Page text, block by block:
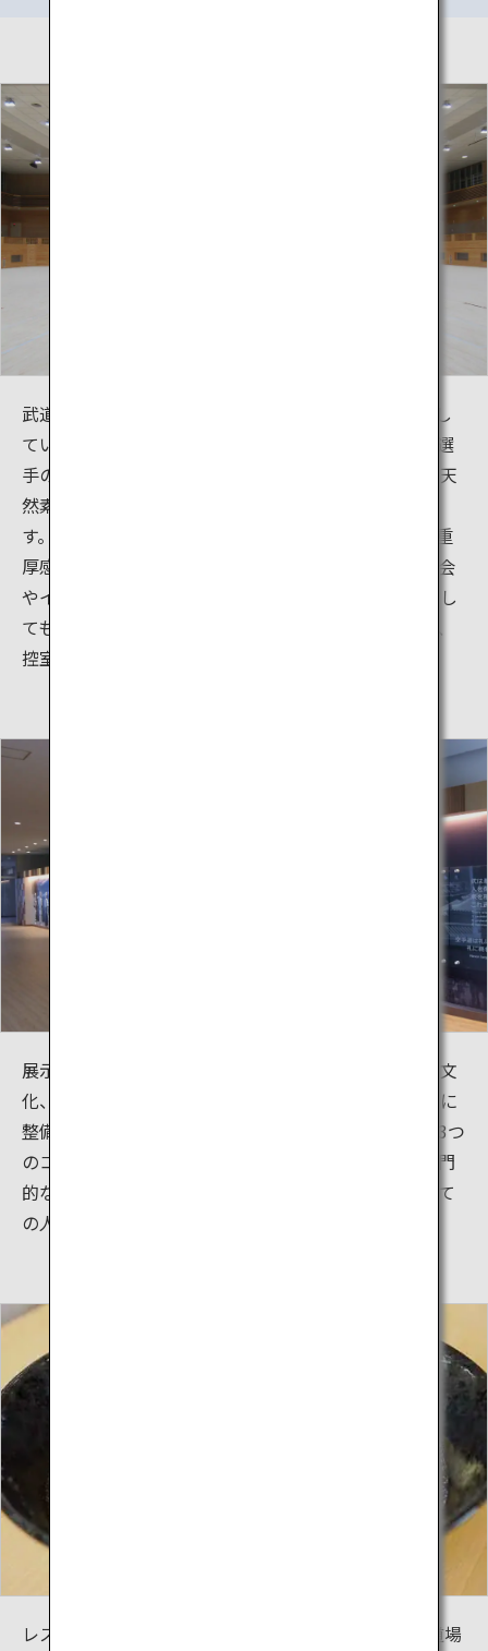
武道場は広い空間に12ｍ四方の競技コートを4面配置し
ています。床面は、武道に特化した施設であること、選
手の足にも優しいことを考慮し、塗装がされていない天
然素材の赤松（宮崎県産集成材無垢）を使用していま
す。また、壁板や観客席には檜が使われており、木の重
厚感と香りが感じられる施設です。武道場は空手の大会
やイベントはもちろん、空手以外の行事や展示施設とし
ても活用できます。その他、鍛錬室、研修室、会議室、
控室などもあります。
展示資料室は、沖縄から世界に伝わった空手の歴史・文
化、そして空手を世に広めた先人達について学ぶために
整備された施設です。資料室は、映像、体験、展示の3つ
のコーナーで構成されており、空手家を対象とした専門
的な情報のみならず、初心者や児童から大人まで、全て
の人が楽しみながら空手を学ぶことができます。
レストランそば処「Karate Cafe AGARI」では、特別道場